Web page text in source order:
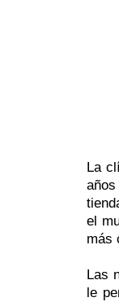
La
el
más
Las
le